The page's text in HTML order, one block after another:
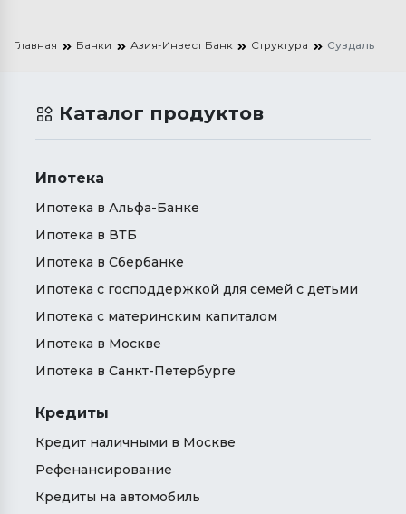
Главная Банки Азия-Инвест Банк Структура Суздаль
Каталог продуктов
Ипотека
Ипотека в Альфа-Банке
Ипотека в ВТБ
Ипотека в Сбербанке
Ипотека с господдержкой для семей с детьми
Ипотека с материнским капиталом
Ипотека в Москве
Ипотека в Санкт-Петербурге
Кредиты
Кредит наличными в Москве
Рефенансирование
Кредиты на автомобиль